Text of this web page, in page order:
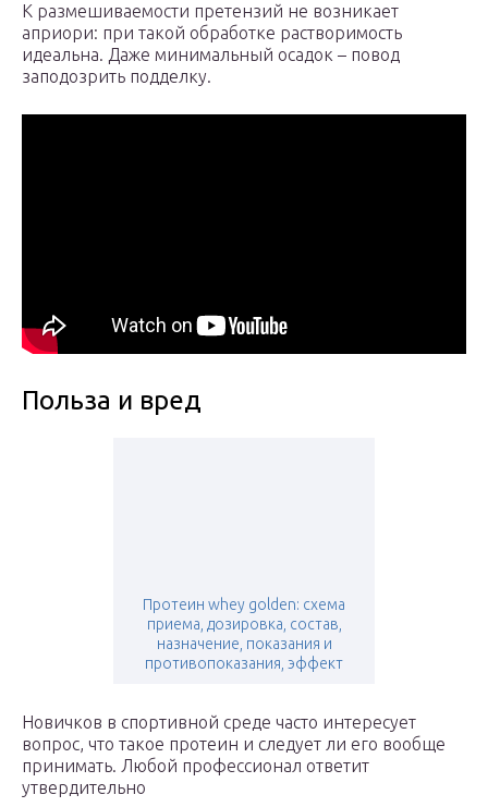
К размешиваемости претензий не возникает
априори: при такой обработке растворимость
идеальна. Даже минимальный осадок – повод
заподозрить подделку.
Польза и вред
Протеин whey golden: схема
приема, дозировка, состав,
назначение, показания и
противопоказания, эффект
Новичков в спортивной среде часто интересует
вопрос, что такое протеин и следует ли его вообще
принимать. Любой профессионал ответит
утвердительно